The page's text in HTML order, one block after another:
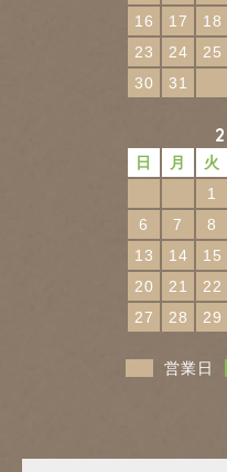
16
17 18
23
24 25
30
31
日 月 火
1
6
7 8
13
14 15
20
21 22
27
28 29
営業日